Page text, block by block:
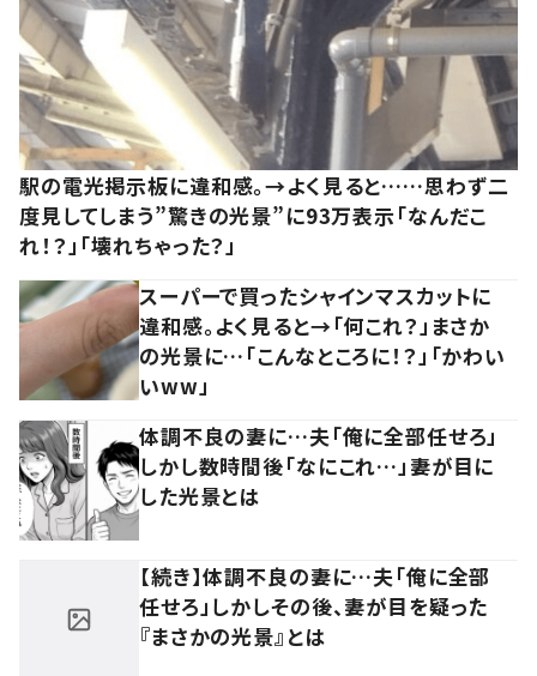
駅の電光掲示板に違和感。→よく見ると……思わず二
度見してしまう”驚きの光景”に93万表示「なんだこ
れ！？」「壊れちゃった？」
スーパーで買ったシャインマスカットに
違和感。よく見ると→「何これ？」まさか
の光景に…「こんなところに！？」「かわい
いww」
体調不良の妻に…夫「俺に全部任せろ」
しかし数時間後「なにこれ…」妻が目に
した光景とは
【続き】体調不良の妻に…夫「俺に全部
任せろ」しかしその後、妻が目を疑った
『まさかの光景』とは